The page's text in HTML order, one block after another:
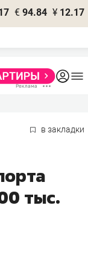
€ 94.84 ¥ 12.17
в закладки
тыс.